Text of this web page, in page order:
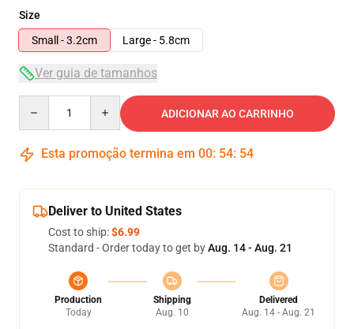
Size
Small - 3.2cm
Large - 5.8cm
Ver guia de tamanhos
ADICIONAR AO CARRINHO
Esta promoção termina em 00: 54: 54
Deliver to United States
Cost to ship:$6.99
Standard - Order today to get byAug. 14 - Aug. 21
Production
Today
Shipping
Aug. 10
Delivered
Aug. 14 - Aug. 21